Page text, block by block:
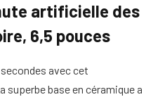
artificielle des
6,5 pouces
avec cet
superbe base en céramique a